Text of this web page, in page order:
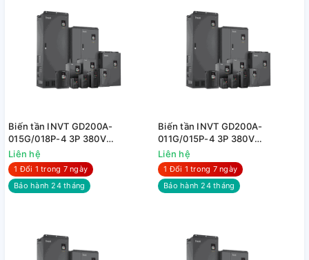
Biến tần INVT GD200A-
015G/018P-4 3P 380V
15kW/18kW
Liên hệ
1 Đổi 1 trong 7 ngày
Bảo hành 24 tháng
Biến tần INVT GD200A-
011G/015P-4 3P 380V
11kW/15kW
Liên hệ
1 Đổi 1 trong 7 ngày
Bảo hành 24 tháng